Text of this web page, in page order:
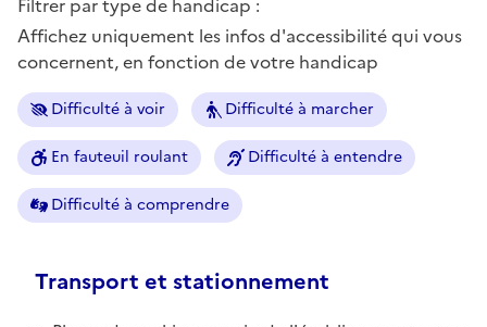
Affichez uniquement les infos d'accessibilité qui vous
concernent, en fonction de votre handicap
Difficulté à voir Difficulté à marcher
En fauteuil roulant Difficulté à entendre
Difficulté à comprendre
Transport et stationnement